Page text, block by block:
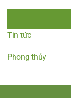
Tin tức
Phong thủy